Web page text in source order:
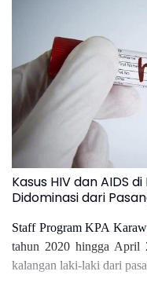
Kasus HIV dan AIDS
Didominasi dari
Staff Program KPA
tahun 2020 hingga April
kalangan laki-laki dari